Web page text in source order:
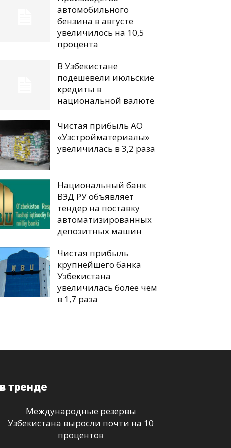
автомобильного
бензина в августе
увеличилось на 10,5
процента
В Узбекистане
подешевели июльские
кредиты в
национальной валюте
Чистая прибыль АО
«Узстройматериалы»
увеличилась в 3,2 раза
Национальный банк
ВЭД РУ объявляет
тендер на поставку
автоматизированных
депозитных машин
Чистая прибыль
крупнейшего банка
Узбекистана
увеличилась более чем
в 1,7 раза
в тренде
Международные резервы
Узбекистана выросли почти на 10
процентов